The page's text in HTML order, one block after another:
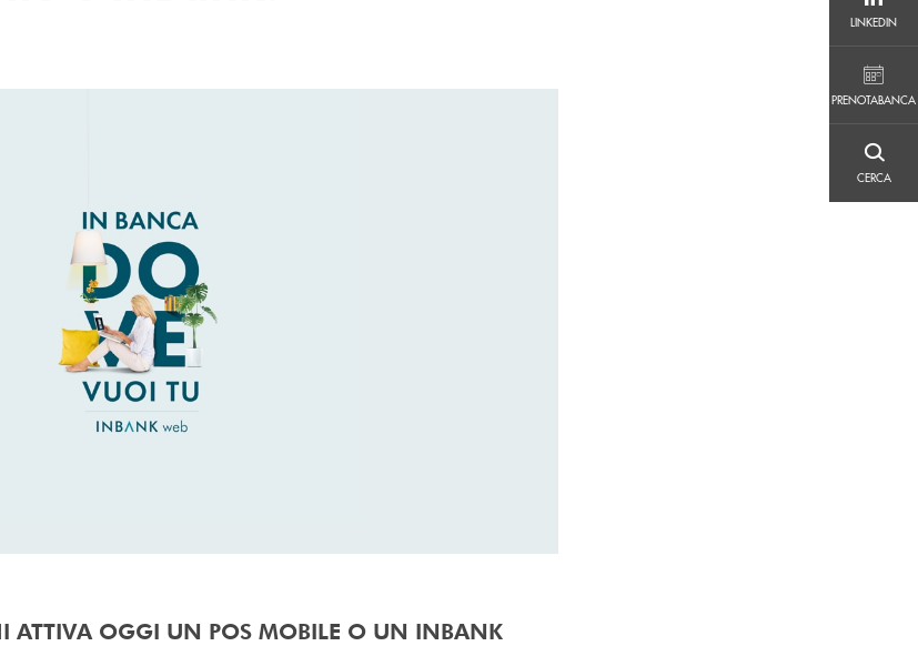
LINKEDIN
PRENOTABANCA
CERCA
ATTIVA OGGI UN POS MOBILE O UN INBANK